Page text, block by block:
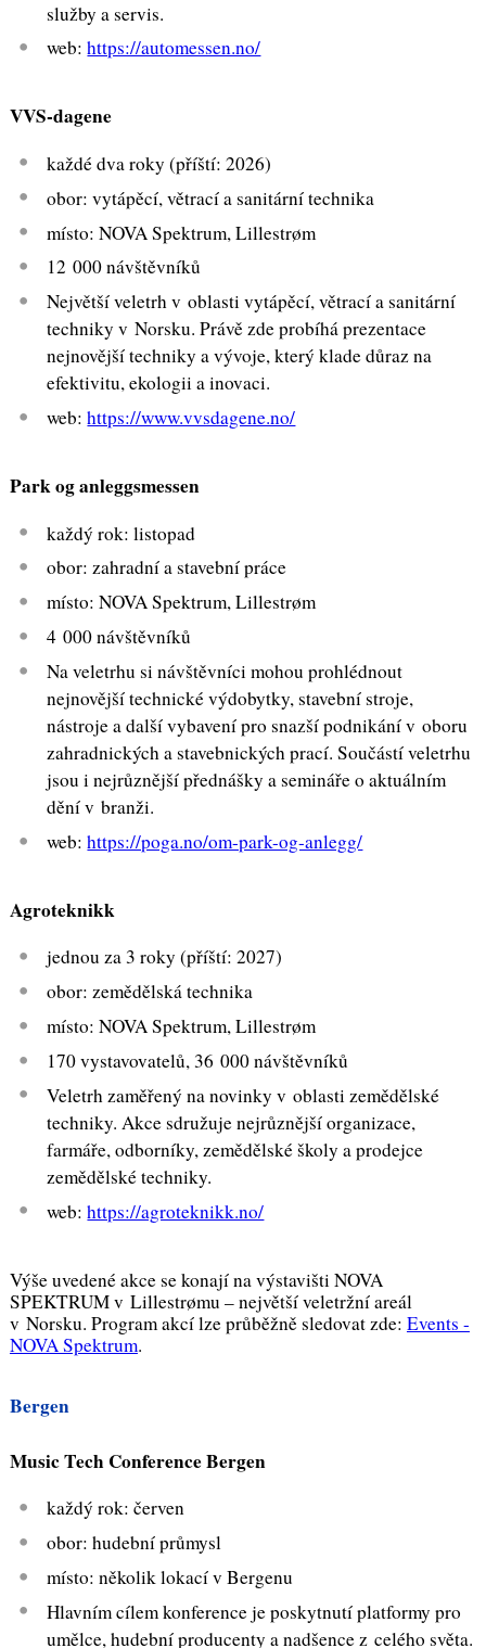
služby a servis.
web:https://automessen.no/
VVS-dagene
každé dva roky (příští: 2026)
obor: vytápěcí, větrací a sanitární technika
místo: NOVA Spektrum, Lillestrøm
12 000 návštěvníků
Největší veletrh v oblasti vytápěcí, větrací a sanitární
techniky v Norsku. Právě zde probíhá prezentace
nejnovější techniky a vývoje, který klade důraz na
efektivitu, ekologii a inovaci.
web:https://www.vvsdagene.no/
Park og anleggsmessen
každý rok: listopad
obor: zahradní a stavební práce
místo: NOVA Spektrum, Lillestrøm
4 000 návštěvníků
Na veletrhu si návštěvníci mohou prohlédnout
nejnovější technické výdobytky, stavební stroje,
nástroje a další vybavení pro snazší podnikání v oboru
zahradnických a stavebnických prací. Součástí veletrhu
jsou i nejrůznější přednášky a semináře o aktuálním
dění v branži.
web:https://poga.no/om-park-og-anlegg/
Agroteknikk
jednou za 3 roky (příští: 2027)
obor: zemědělská technika
místo: NOVA Spektrum, Lillestrøm
170 vystavovatelů, 36 000 návštěvníků
Veletrh zaměřený na novinky v oblasti zemědělské
techniky. Akce sdružuje nejrůznější organizace,
farmáře, odborníky, zemědělské školy a prodejce
zemědělské techniky.
web:https://agroteknikk.no/
Výše uvedené akce se konají na výstavišti NOVA
SPEKTRUM v Lillestrømu – největší veletržní areál
v Norsku. Program akcí lze průběžně sledovat zde: Events -
NOVA Spektrum.
Bergen
Music Tech Conference Bergen
každý rok: červen
obor: hudební průmysl
místo: několik lokací v Bergenu
Hlavním cílem konference je poskytnutí platformy pro
umělce, hudební producenty a nadšence z celého světa.